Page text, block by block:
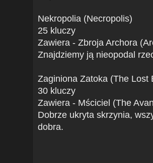
Nekropolia (Necropolis)
25 kluczy
Zawiera - Zbroja Archora
Znajdziemy ją nieopodal
Zaginiona Zatoka (The Lost
30 kluczy
Zawiera - Mściciel (The
Dobrze ukryta skrzynia,
dobra.